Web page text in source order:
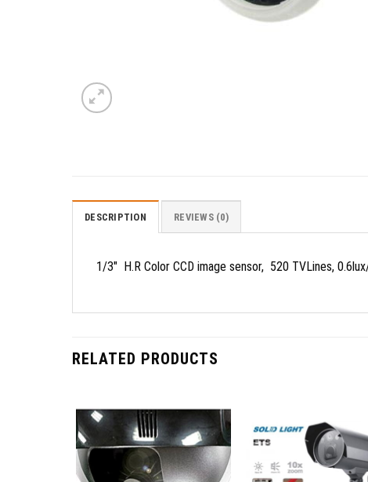
DESCRIPTION REVIEWS (0)
1/3″ H.R Color CCD image sensor, 520 TVLines,
RELATED PRODUCTS